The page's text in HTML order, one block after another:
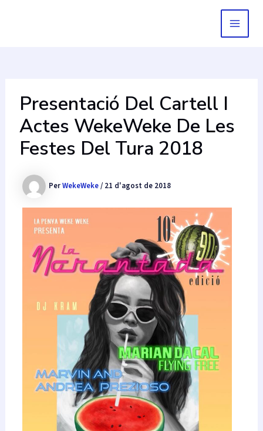
MAIN
Presentació Del Cartell I
Actes WekeWeke De Les
Festes Del Tura 2018
PerWekeWeke/ 21 d'agost de 2018